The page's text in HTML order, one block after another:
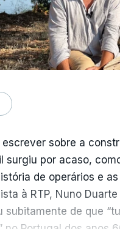
escrever sobre a
surgiu por acaso,
de operários e
à RTP, Nuno
subitamente de que